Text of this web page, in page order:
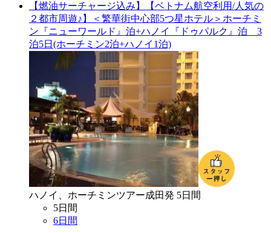
【燃油サーチャージ込み】【ベトナム航空利用/人気の
２都市周遊♪】＜繁華街中心部5つ星ホテル＞ホーチミ
ン『ニューワールド』泊+ハノイ『ドゥパルク』泊 3
泊5日(ホーチミン2泊+ハノイ1泊)
ハノイ、ホーチミンツアー成田発 5日間
5日間
6日間